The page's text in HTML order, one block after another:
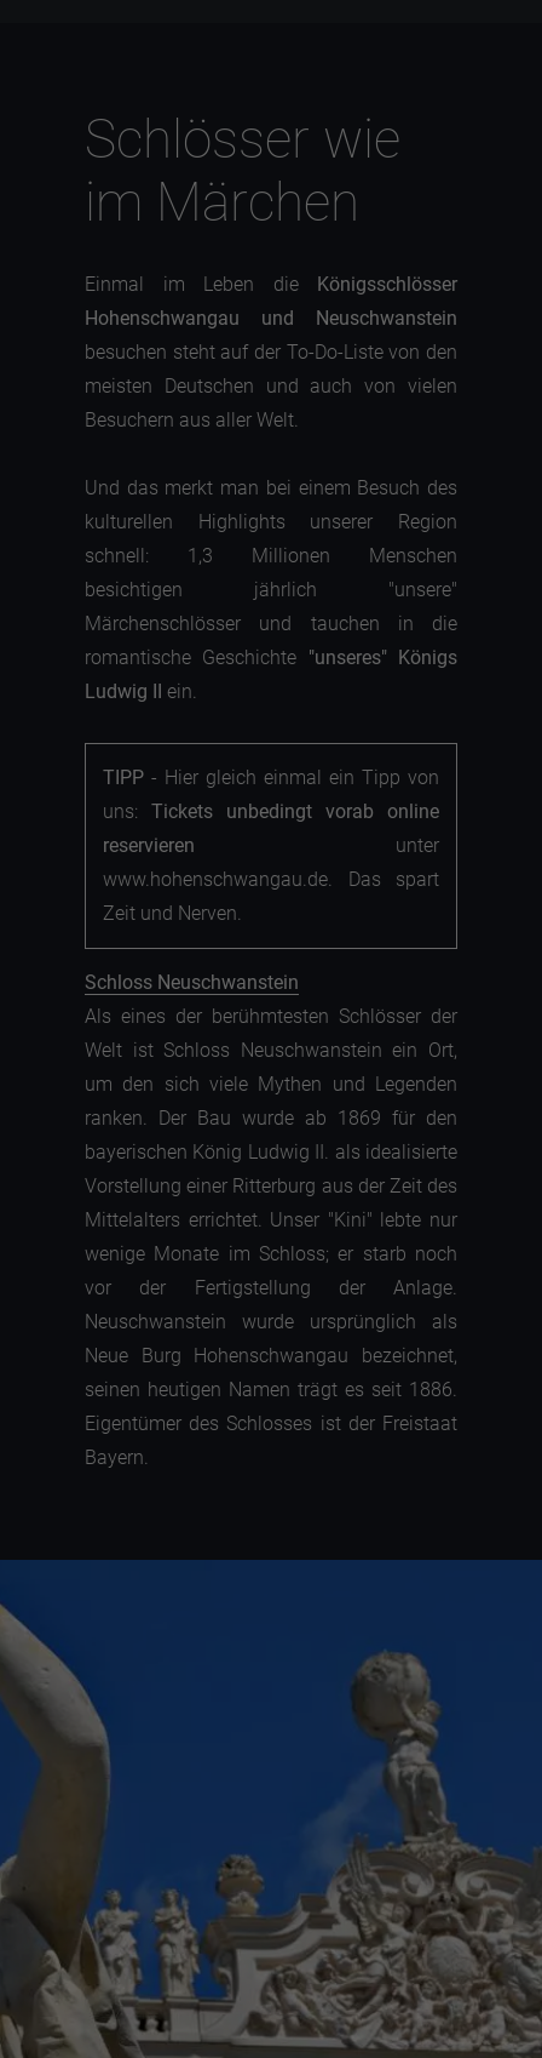
Schlösser wie
im Märchen
Einmal im Leben die Königsschlösser
Hohenschwangau und Neuschwanstein
besuchen steht auf der To-Do-Liste von den
meisten Deutschen und auch von vielen
Besuchern aus aller Welt.
Und das merkt man bei einem Besuch des
kulturellen Highlights unserer Region
schnell: 1,3 Millionen Menschen
besichtigen jährlich "unsere"
Märchenschlösser und tauchen in die
romantische Geschichte "unseres" Königs
Ludwig II ein.
TIPP - Hier gleich einmal ein Tipp von
uns: Tickets unbedingt vorab online
reservieren unter
www.hohenschwangau.de. Das spart
Zeit und Nerven.
Schloss Neuschwanstein
Als eines der berühmtesten Schlösser der
Welt ist Schloss Neuschwanstein ein Ort,
um den sich viele Mythen und Legenden
ranken. Der Bau wurde ab 1869 für den
bayerischen König Ludwig II. als idealisierte
Vorstellung einer Ritterburg aus der Zeit des
Mittelalters errichtet. Unser "Kini" lebte nur
wenige Monate im Schloss; er starb noch
vor der Fertigstellung der Anlage.
Neuschwanstein wurde ursprünglich als
Neue Burg Hohenschwangau bezeichnet,
seinen heutigen Namen trägt es seit 1886.
Eigentümer des Schlosses ist der Freistaat
Bayern.